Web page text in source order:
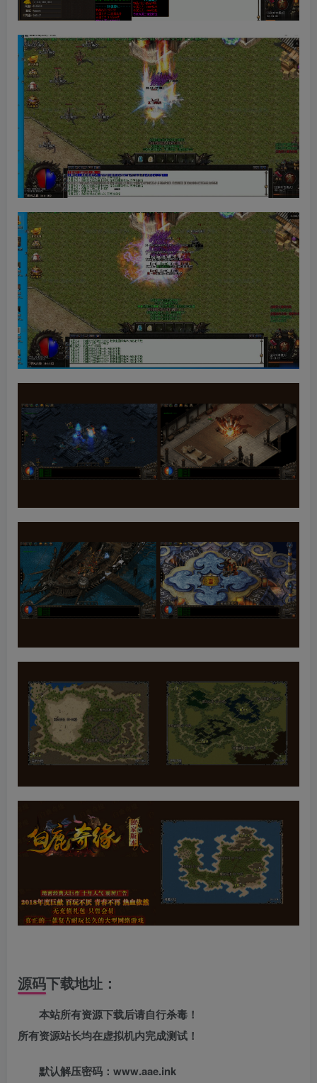
源码下载地址：
本站所有资源下载后请自行杀毒！
所有资源站长均在虚拟机内完成测试！
默认解压密码：www.aae.ink